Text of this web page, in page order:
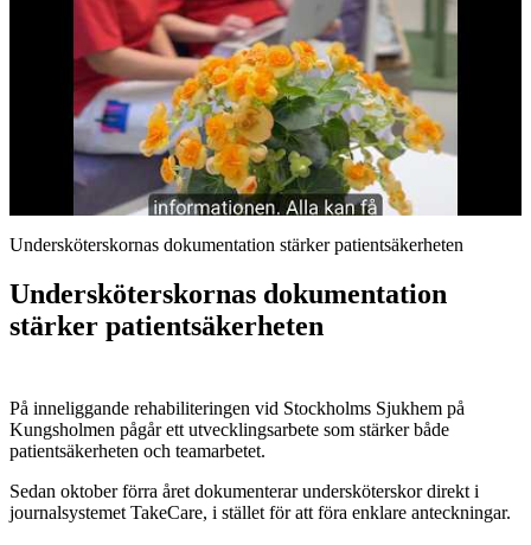
Undersköterskornas dokumentation stärker patientsäkerheten
Undersköterskornas dokumentation
stärker patientsäkerheten
På inneliggande rehabiliteringen vid Stockholms Sjukhem på
Kungsholmen pågår ett utvecklingsarbete som stärker både
patientsäkerheten och teamarbetet.
Sedan oktober förra året dokumenterar undersköterskor direkt i
journalsystemet TakeCare, i stället för att föra enklare anteckningar.